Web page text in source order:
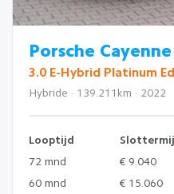
Porsche Cayenne
3.0 E-Hybrid Platinum
Hybride · 139.211km · 2022
Looptijd
72 mnd
€ 9.040
60 mnd
€ 15.060